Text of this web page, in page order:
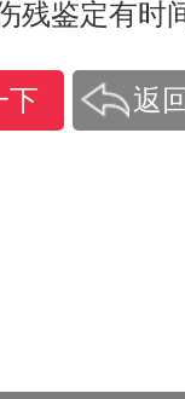
残鉴定有时
下 返